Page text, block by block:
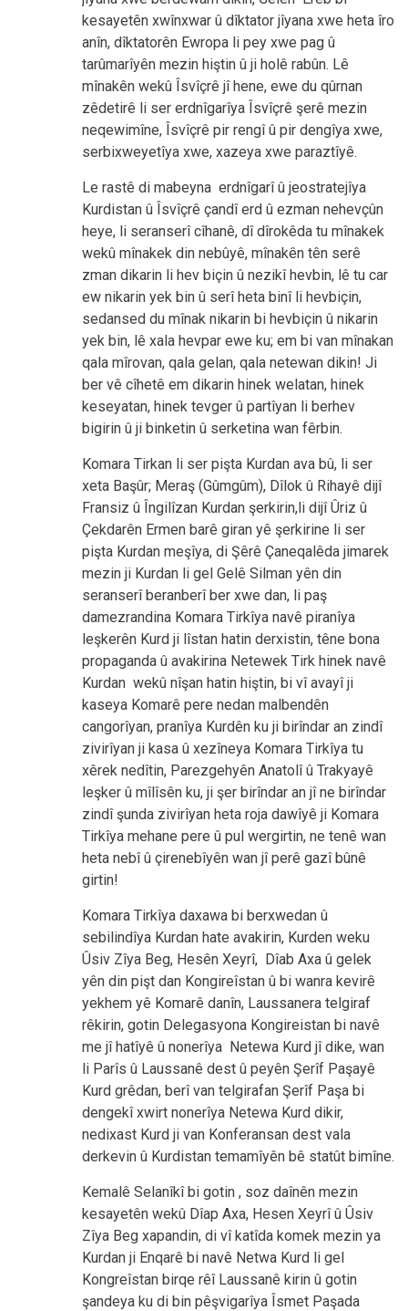
kesayetên xwînxwar û dîktator jîyana xwe heta îro
anîn, dîktatorên Ewropa li pey xwe pag û
tarûmarîyên mezin hiştin û ji holê rabûn. Lê
mînakên wekû Îsvîçrê jî hene, ewe du qûrnan
zêdetirê li ser erdnîgarîya Îsvîçrê şerê mezin
neqewimîne, Îsvîçrê pir rengî û pir dengîya xwe,
serbixweyetîya xwe, xazeya xwe paraztîyê.
Le rastê di mabeyna erdnîgarî û jeostratejîya
Kurdistan û Îsvîçrê çandî erd û ezman nehevçûn
heye, li seranserî cîhanê, dî dîrokêda tu mînakek
wekû mînakek din nebûyê, mînakên tên serê
zman dikarin li hev biçin û nezikî hevbin, lê tu car
ew nikarin yek bin û serî heta binî li hevbiçin,
sedansed du mînak nikarin bi hevbiçin û nikarin
yek bin, lê xala hevpar ewe ku; em bi van mînakan
qala mîrovan, qala gelan, qala netewan dikin! Ji
ber vê cîhetê em dikarin hinek welatan, hinek
keseyatan, hinek tevger û partîyan li berhev
bigirin û ji binketin û serketina wan fêrbin.
Komara Tirkan li ser pişta Kurdan ava bû, li ser
xeta Başûr; Meraş (Gûmgûm), Dîlok û Rihayê dijî
Fransiz û Îngilîzan Kurdan şerkirin,li dijî Ûriz û
Çekdarên Ermen barê giran yê şerkirine li ser
pişta Kurdan meşîya, di Şêrê Çaneqalêda jimarek
mezin ji Kurdan li gel Gelê Silman yên din
seranserî beranberî ber xwe dan, li paş
damezrandina Komara Tirkîya navê piranîya
leşkerên Kurd ji lîstan hatin derxistin, têne bona
propaganda û avakirina Netewek Tirk hinek navê
Kurdan wekû nîşan hatin hiştin, bi vî avayî ji
kaseya Komarê pere nedan malbendên
cangorîyan, pranîya Kurdên ku ji birîndar an zindî
zivirîyan ji kasa û xezîneya Komara Tirkîya tu
xêrek nedîtin, Parezgehyên Anatolî û Trakyayê
leşker û mîlîsên ku, ji şer birîndar an jî ne birîndar
zindî şunda zivirîyan heta roja dawîyê ji Komara
Tirkîya mehane pere û pul wergirtin, ne tenê wan
heta nebî û çirenebîyên wan jî perê gazî bûnê
girtin!
Komara Tirkîya daxawa bi berxwedan û
sebilindîya Kurdan hate avakirin, Kurden weku
Ûsiv Zîya Beg, Hesên Xeyrî, Dîab Axa û gelek
yên din pişt dan Kongireîstan û bi wanra kevirê
yekhem yê Komarê danîn, Laussanera telgiraf
rêkirin, gotin Delegasyona Kongireistan bi navê
me jî hatîyê û nonerîya Netewa Kurd jî dike, wan
li Parîs û Laussanê dest û peyên Şerîf Paşayê
Kurd grêdan, berî van telgirafan Şerîf Paşa bi
dengekî xwirt nonerîya Netewa Kurd dikir,
nedixast Kurd ji van Konferansan dest vala
derkevin û Kurdistan temamîyên bê statût bimîne.
Kemalê Selanîkî bi gotin , soz daînên mezin
kesayetên wekû Dîap Axa, Hesen Xeyrî û Ûsiv
Zîya Beg xapandin, di vî katîda komek mezin ya
Kurdan ji Enqarê bi navê Netwa Kurd li gel
Kongreîstan birqe rêî Laussanê kirin û gotin
şandeya ku di bin pêşvigarîya Îsmet Paşada